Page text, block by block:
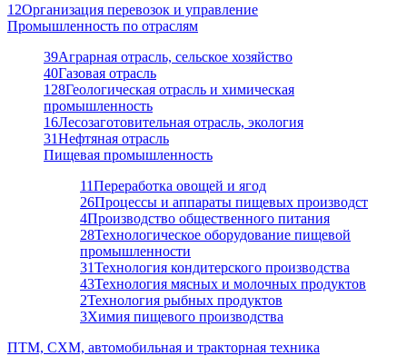
12Организация перевозок и управление
Промышленность по отраслям
39Аграрная отрасль, сельское хозяйство
40Газовая отрасль
128Геологическая отрасль и химическая
промышленность
16Лесозаготовительная отрасль, экология
31Нефтяная отрасль
Пищевая промышленность
11Переработка овощей и ягод
26Процессы и аппараты пищевых производст
4Производство общественного питания
28Технологическое оборудование пищевой
промышленности
31Технология кондитерского производства
43Технология мясных и молочных продуктов
2Технология рыбных продуктов
3Химия пищевого производства
ПТМ, СХМ, автомобильная и тракторная техника